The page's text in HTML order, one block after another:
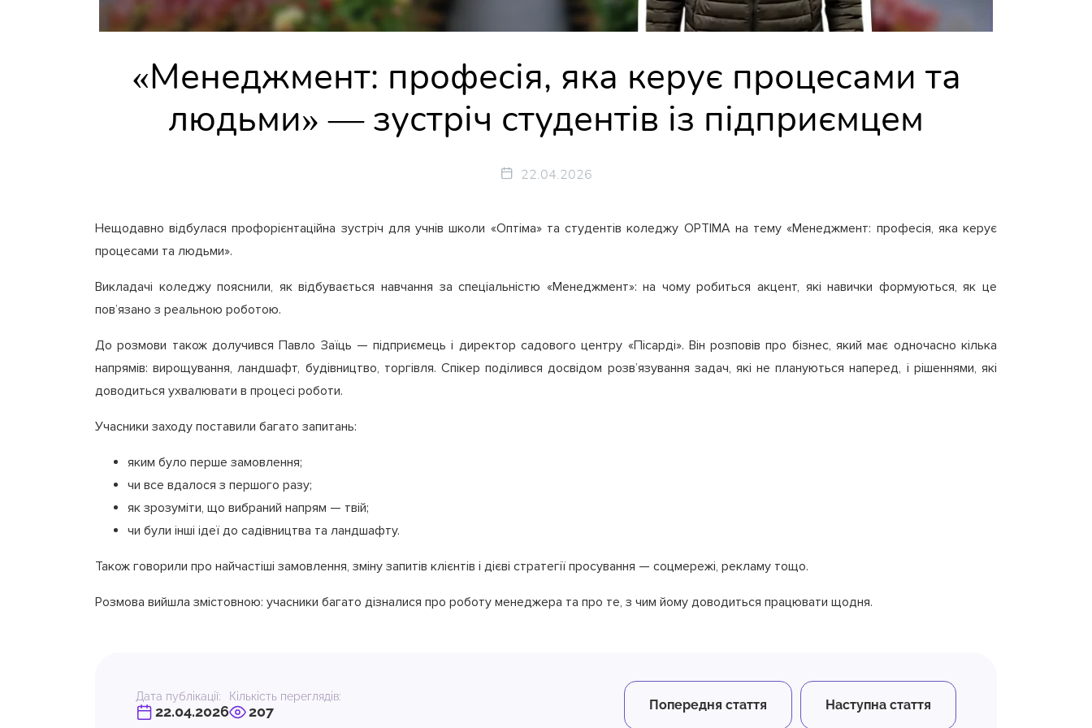
«Менеджмент: професія, яка керує процесами та
людьми» — зустріч студентів із підприємцем
22.04.2026
Нещодавно відбулася профорієнтаційна зустріч для учнів школи «Оптіма» та студентів коледжу OPTIMA на тему «Менеджмент: професія, яка керує
процесами та людьми».
Викладачі коледжу пояснили, як відбувається навчання за спеціальністю «Менеджмент»: на чому робиться акцент, які навички формуються, як це
пов’язано з реальною роботою.
До розмови також долучився Павло Заїць — підприємець і директор садового центру «Пісарді». Він розповів про бізнес, який має одночасно кілька
напрямів: вирощування, ландшафт, будівництво, торгівля. Спікер поділився досвідом розв’язування задач, які не плануються наперед, і рішеннями, які
доводиться ухвалювати в процесі роботи.
Учасники заходу поставили багато запитань:
яким було перше замовлення;
чи все вдалося з першого разу;
як зрозуміти, що вибраний напрям — твій;
чи були інші ідеї до садівництва та ландшафту.
Також говорили про найчастіші замовлення, зміну запитів клієнтів і дієві стратегії просування — соцмережі, рекламу тощо.
Розмова вийшла змістовною: учасники багато дізналися про роботу менеджера та про те, з чим йому доводиться працювати щодня.
Дата публікації:
22.04.2026
Кількість переглядів:
207 Попередня стаття Наступна стаття